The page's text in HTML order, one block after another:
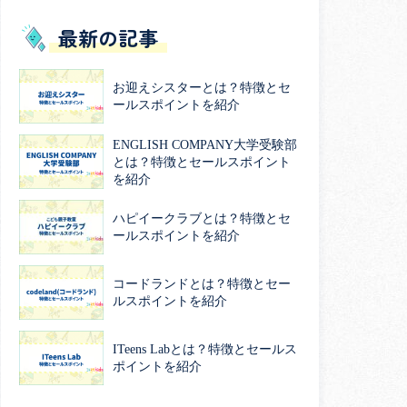
最新の記事
お迎えシスターとは？特徴とセ
ールスポイントを紹介
ENGLISH COMPANY大学受験部
とは？特徴とセールスポイント
を紹介
ハピイークラブとは？特徴とセ
ールスポイントを紹介
コードランドとは？特徴とセー
ルスポイントを紹介
ITeens Labとは？特徴とセールス
ポイントを紹介